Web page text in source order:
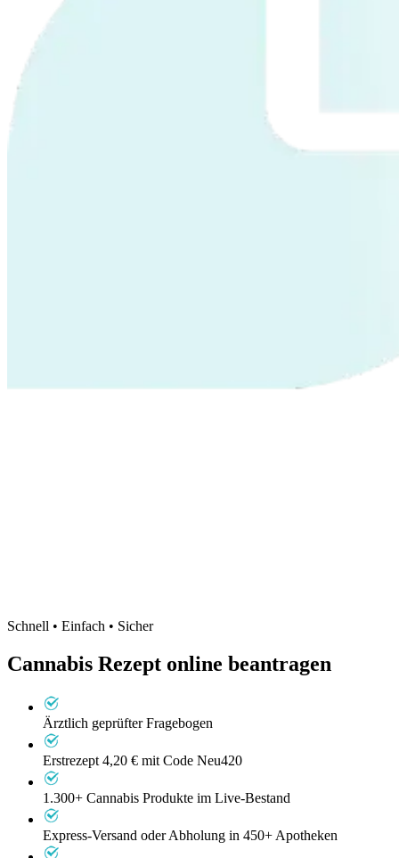
Schnell • Einfach • Sicher
Cannabis Rezept online beantragen
Ärztlich geprüfter Fragebogen
Erstrezept 4,20 € mit Code Neu420
1.300+ Cannabis Produkte im Live-Bestand
Express-Versand oder Abholung in 450+ Apotheken